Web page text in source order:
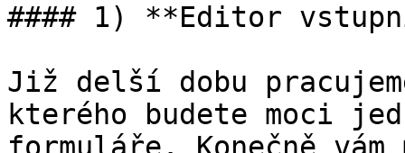
#### 1) **Editor
Již delší dobu
kterého budete moci